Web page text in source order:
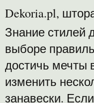
Dekoria.pl,
Знание стилей
выборе
достичь мечты
изменить
занавески.